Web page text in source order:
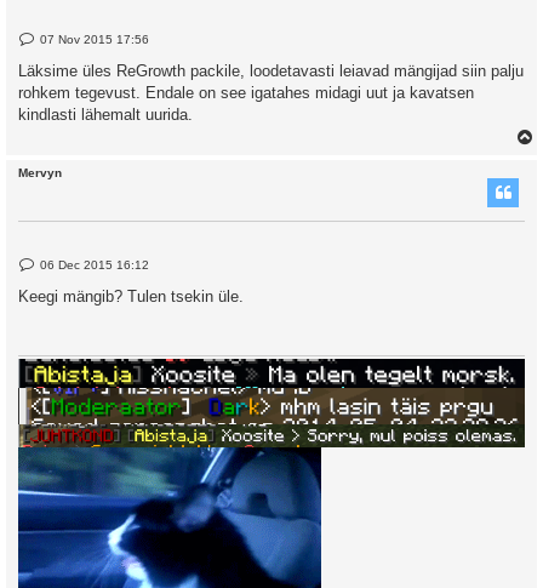
P
s
t
07 Nov 2015 17:56
Läksime üles ReGrowth packile, loodetavasti leiavad mängijad siin palju
rohkem tegevust. Endale on see igatahes midagi uut ja kavatsen
kindlasti lähemalt uurida.
Mervyn
P
s
06 Dec 2015 16:12
Keegi mängib? Tulen tsekin üle.